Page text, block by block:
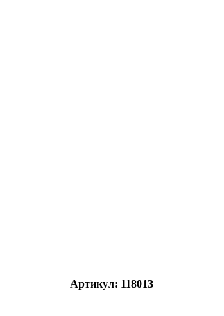
Артикул: 118013